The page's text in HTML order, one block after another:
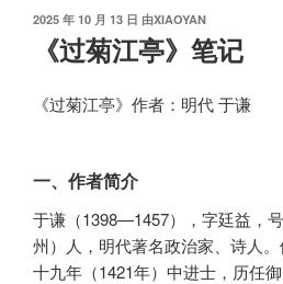
发
2025 年 10 月 13 日 由XIAOYAN
《过菊江亭》笔记
《过菊江亭》作者：明代 于谦
一、作者简介
于谦（1398—1457），字廷益，
州）人，明代著名政治家、诗人
十九年（1421年）中进士，历任